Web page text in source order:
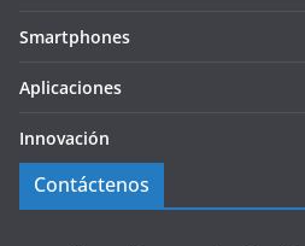
Smartphones
Aplicaciones
Innovación
Contáctenos